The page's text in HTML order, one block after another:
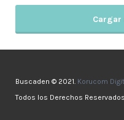
Cargar
Buscaden © 2021. Korucom
Todos los Derechos